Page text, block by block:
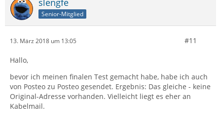
slengfe
Senior-Mitglied
13. März 2018 um 13:05 #11
Hallo,
bevor ich meinen finalen Test gemacht habe, habe ich auch
von Posteo zu Posteo gesendet. Ergebnis: Das gleiche - keine
Original-Adresse vorhanden. Vielleicht liegt es eher an
Kabelmail.